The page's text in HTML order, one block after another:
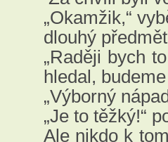
„Okamžik,“
dlouhý
„Raději bych
hledal,
„Výborný
„Je to těžký!“
Ale nikdo k